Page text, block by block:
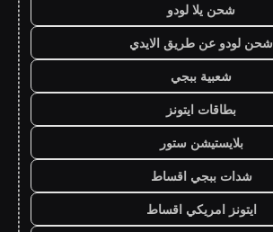
شحن يلا لودو
شحن لودو عن طريق الايدي
شعبية ببجي
بطاقات ايتونز
بلايستيشن ستور
شدات ببجي اقساط
ايتونز امريكي اقساط